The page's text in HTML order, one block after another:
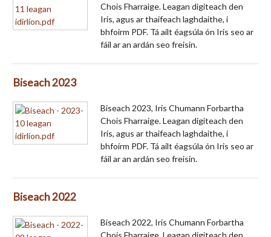
Chois Fharraige. Leagan digiteach den
Iris, agus ar thaifeach laghdaithe, i
bhfoirm PDF. Tá ailt éagsúla ón Iris seo ar
fáil ar an ardán seo freisin.
Biseach 2023
Biseach 2023, Iris Chumann Forbartha
Chois Fharraige. Leagan digiteach den
Iris, agus ar thaifeach laghdaithe, i
bhfoirm PDF. Tá ailt éagsúla ón Iris seo ar
fáil ar an ardán seo freisin.
Biseach 2022
Biseach 2022, Iris Chumann Forbartha
Chois Fharraige. Leagan digiteach den